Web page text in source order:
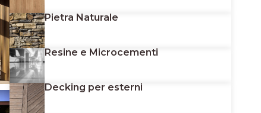
Pietra Naturale
Resine e Microcementi
Decking per esterni